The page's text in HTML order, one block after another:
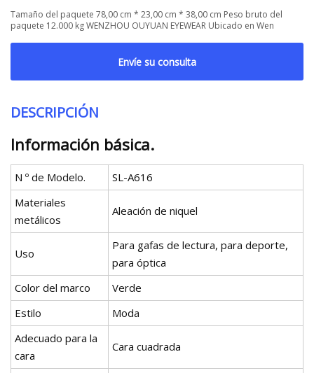
Tamaño del paquete 78,00 cm * 23,00 cm * 38,00 cm Peso bruto del
paquete 12.000 kg WENZHOU OUYUAN EYEWEAR Ubicado en Wen
Envíe su consulta
DESCRIPCIÓN
Información básica.
N º de Modelo.
SL-A616
Materiales
metálicos
Aleación de niquel
Uso
Para gafas de lectura, para deporte,
para óptica
Color del marco
Verde
Estilo
Moda
Adecuado para la
cara
Cara cuadrada